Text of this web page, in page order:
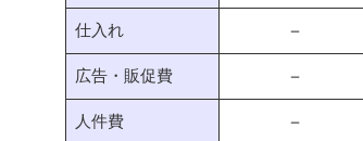
仕入れ －
広告・販促費 －
人件費 －